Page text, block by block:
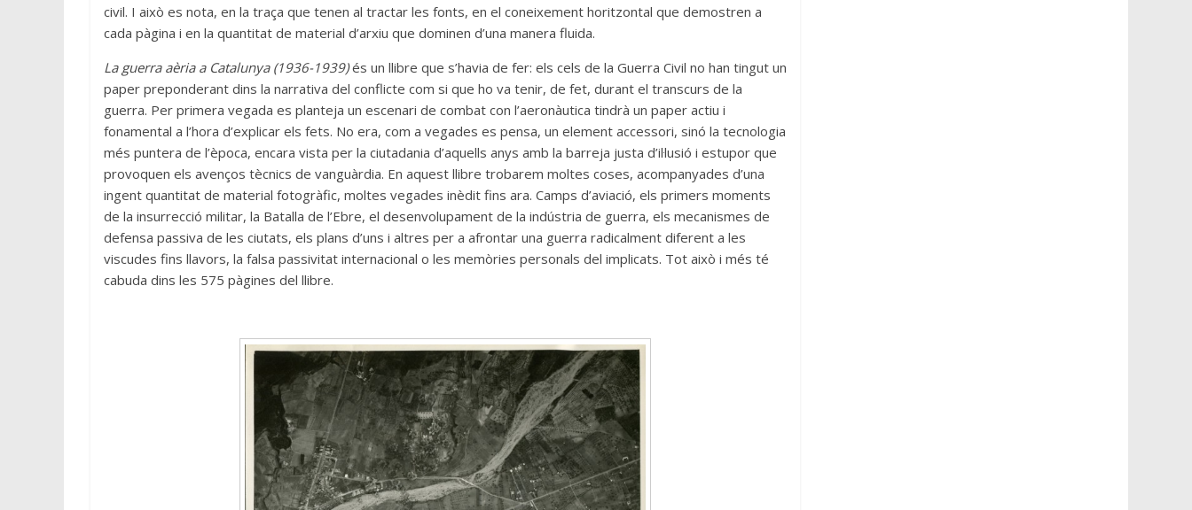
civil. I això es nota, en la traça que tenen al tractar les fonts, en el coneixement horitzontal que demostren a
cada pàgina i en la quantitat de material d’arxiu que dominen d’una manera fluida.
La guerra aèria a Catalunya (1936-1939)és un llibre que s’havia de fer: els cels de la Guerra Civil no han tingut un
paper preponderant dins la narrativa del conflicte com si que ho va tenir, de fet, durant el transcurs de la
guerra. Per primera vegada es planteja un escenari de combat con l’aeronàutica tindrà un paper actiu i
fonamental a l’hora d’explicar els fets. No era, com a vegades es pensa, un element accessori, sinó la tecnologia
més puntera de l’època, encara vista per la ciutadania d’aquells anys amb la barreja justa d’il·lusió i estupor que
provoquen els avenços tècnics de vanguàrdia. En aquest llibre trobarem moltes coses, acompanyades d’una
ingent quantitat de material fotogràfic, moltes vegades inèdit fins ara. Camps d’aviació, els primers moments
de la insurrecció militar, la Batalla de l’Ebre, el desenvolupament de la indústria de guerra, els mecanismes de
defensa passiva de les ciutats, els plans d’uns i altres per a afrontar una guerra radicalment diferent a les
viscudes fins llavors, la falsa passivitat internacional o les memòries personals del implicats. Tot això i més té
cabuda dins les 575 pàgines del llibre.